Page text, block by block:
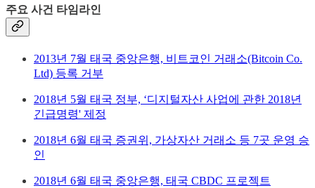
주요 사건 타임라인
2013년 7월 태국 중앙은행, 비트코인 거래소(Bitcoin Co.
Ltd) 등록 거부
2018년 5월 태국 정부, ‘디지털자산 사업에 관한 2018년
긴급명령' 제정
2018년 6월 태국 증권위, 가상자산 거래소 등 7곳 운영 승
인
2018년 6월 태국 중앙은행, 태국 CBDC 프로젝트